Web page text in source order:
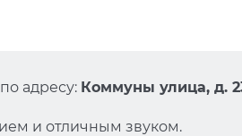
адресу: Коммуны улица, д.
и отличным звуком.